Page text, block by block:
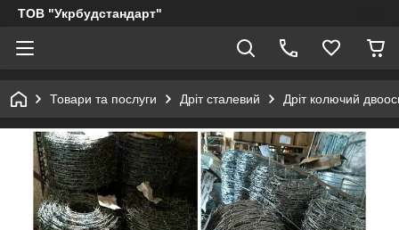
ТОВ "Укрбудстандарт"
Товари та послуги Дріт сталевий Дріт колючий